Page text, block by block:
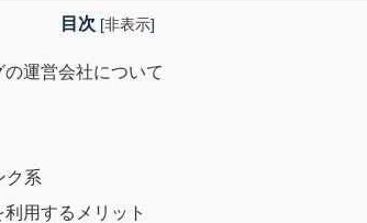
目次 [非表示]
運営会社について
ク系
利用するメリット